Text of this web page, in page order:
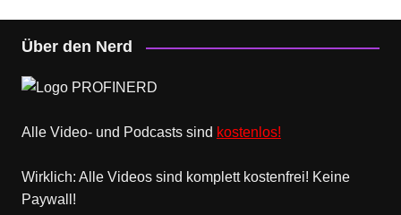
Über den Nerd
Alle Video- und Podcasts sind kostenlos!
Wirklich: Alle Videos sind komplett kostenfrei! Keine
Paywall!